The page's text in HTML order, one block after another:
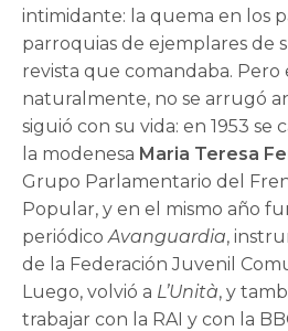
intimidante: la quema en los
parroquias de ejemplares de
revista que comandaba. Pero
naturalmente, no se arrugó
siguió con su vida: en 1953 se
la modenesa Maria Teresa
Grupo Parlamentario del
Popular, y en el mismo año
periódicoAvanguardia,
de la Federación Juvenil
Luego, volvió a L’Unità, y
trabajar con la RAI y con la